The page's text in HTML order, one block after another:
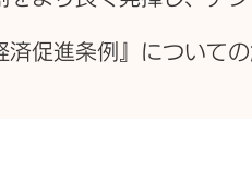
済促進条例』について